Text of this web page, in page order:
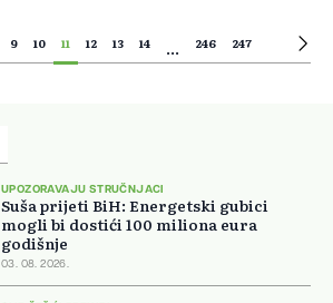
9 10 11 12 13 14 ... 246 247
UPOZORAVAJU STRUČNJACI
Suša prijeti BiH: Energetski gubici
mogli bi dostići 100 miliona eura
godišnje
03. 08. 2026.